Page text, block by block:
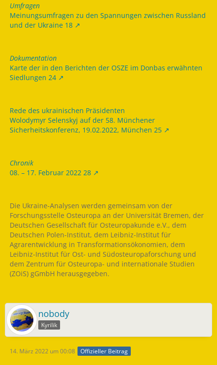
Umfragen
Meinungsumfragen zu den Spannungen zwischen Russland
und der Ukraine 18
Dokumentation
Karte der in den Berichten der OSZE im Donbas erwähnten
Siedlungen 24
Rede des ukrainischen Präsidenten
Wolodymyr Selenskyj auf der 58. Münchener
Sicherheitskonferenz, 19.02.2022, München 25
Chronik
08. – 17. Februar 2022 28
Die Ukraine-Analysen werden gemeinsam von der
Forschungsstelle Osteuropa an der Universität Bremen, der
Deutschen Gesellschaft für Osteuropakunde e.V., dem
Deutschen Polen-Institut, dem Leibniz-Institut für
Agrarentwicklung in Transformationsökonomien, dem
Leibniz-Institut für Ost- und Südosteuropaforschung und
dem Zentrum für Osteuropa- und internationale Studien
(ZOiS) gGmbH herausgegeben.
nobody
Kyrilik
14. März 2022 um 00:08 Offizieller Beitrag